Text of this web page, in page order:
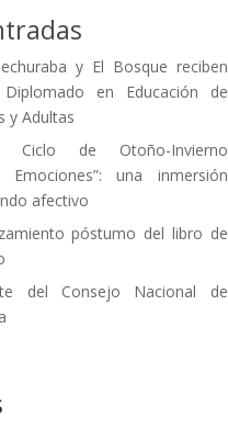
y El Bosque reciben
en Educación de
y Adultas
de Otoño-Invierno
Emociones”: una inmersión
afectivo
póstumo del libro de
del Consejo Nacional de